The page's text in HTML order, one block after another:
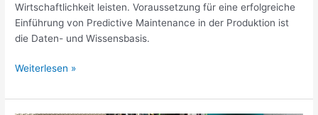
Wirtschaftlichkeit leisten. Voraussetzung für eine erfolgreiche
Einführung von Predictive Maintenance in der Produktion ist
die Daten- und Wissensbasis.
Weiterlesen »